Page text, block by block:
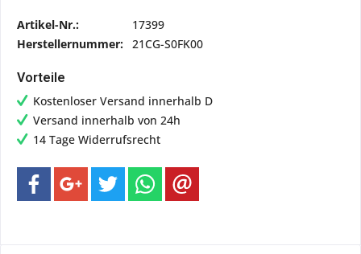
Artikel-Nr.:
17399
Herstellernummer: 21CG-S0FK00
Vorteile
Kostenloser Versand innerhalb D
Versand innerhalb von 24h
14 Tage Widerrufsrecht